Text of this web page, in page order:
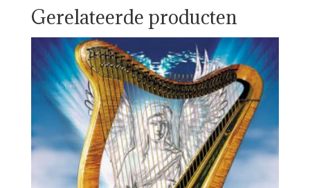
Gerelateerde producten